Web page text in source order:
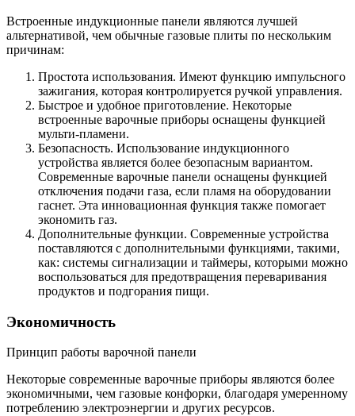
Встроенные индукционные панели являются лучшей
альтернативой, чем обычные газовые плиты по нескольким
причинам:
Простота использования. Имеют функцию импульсного
зажигания, которая контролируется ручкой управления.
Быстрое и удобное приготовление. Некоторые
встроенные варочные приборы оснащены функцией
мульти-пламени.
Безопасность. Использование индукционного
устройства является более безопасным вариантом.
Современные варочные панели оснащены функцией
отключения подачи газа, если пламя на оборудовании
гаснет. Эта инновационная функция также помогает
экономить газ.
Дополнительные функции. Современные устройства
поставляются с дополнительными функциями, такими,
как: системы сигнализации и таймеры, которыми можно
воспользоваться для предотвращения переваривания
продуктов и подгорания пищи.
Экономичность
Принцип работы варочной панели
Некоторые современные варочные приборы являются более
экономичными, чем газовые конфорки, благодаря умеренному
потреблению электроэнергии и других ресурсов.